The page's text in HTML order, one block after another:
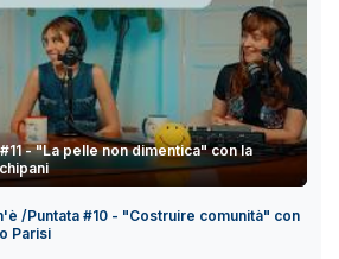
- "La pelle non dimentica" con la
/Puntata #10 - "Costruire comunità" con
Parisi